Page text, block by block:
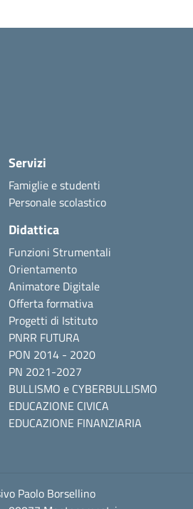
Servizi
Famiglie e studenti
Personale scolastico
Didattica
Funzioni Strumentali
Orientamento
Animatore Digitale
Offerta formativa
Progetti di Istituto
PNRR FUTURA
PON 2014 - 2020
PN 2021-2027
BULLISMO e CYBERBULLISMO
EDUCAZIONE CIVICA
EDUCAZIONE FINANZIARIA
Paolo Borsellino